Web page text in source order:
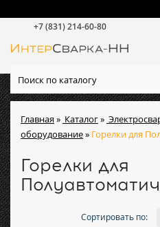
Главная» Каталог»
оборудование» Горелки для
Горелки для
Сортировать по:
+7 (831) 214-60-80